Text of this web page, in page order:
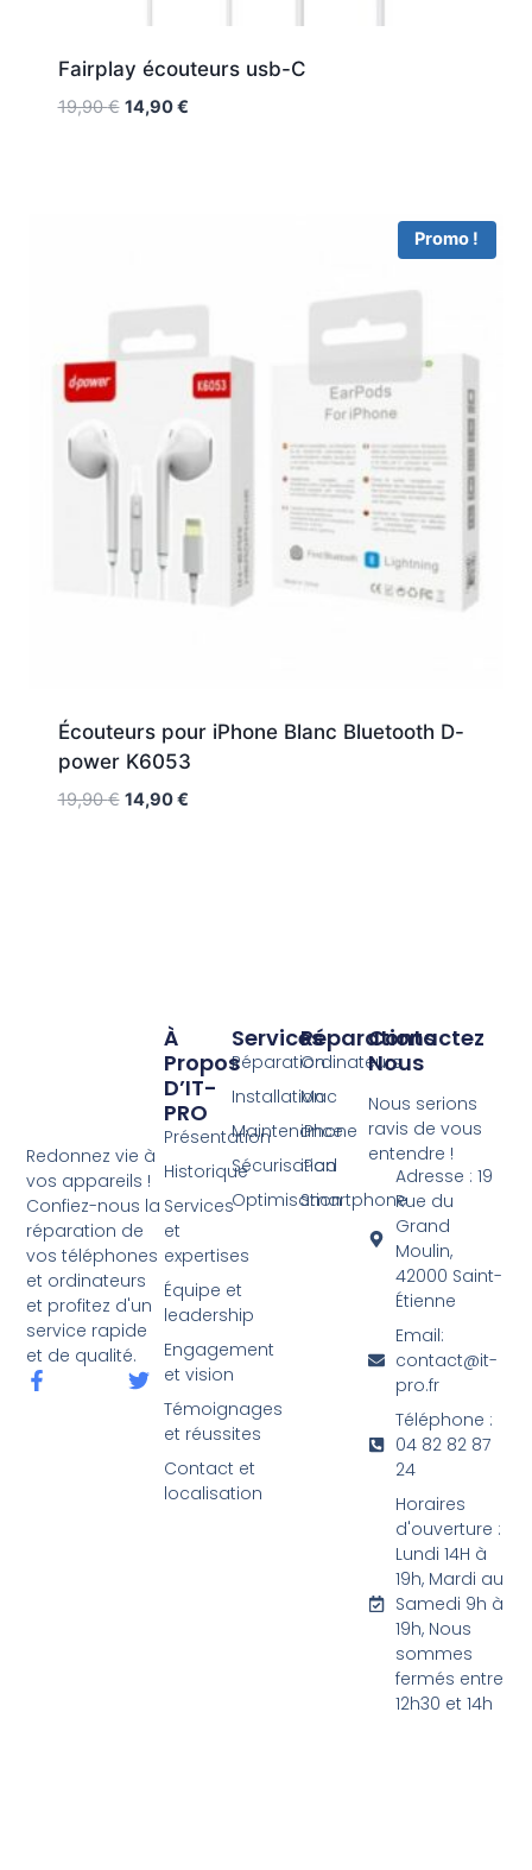
Fairplay écouteurs usb-C
19,90€ 14,90€
Promo !
Écouteurs pour iPhone Blanc Bluetooth D-
power K6053
19,90€ 14,90€
Redonnez vie à
vos appareils !
Confiez-nous la
réparation de
vos téléphones
et ordinateurs
et profitez d'un
service rapide
et de qualité.
Réparations
Ordinateurs
Mac
iPhone
iPad
Smartphone
Services
Réparation
Installation
Maintenance
Sécurisation
Optimisation
À
Propos
D’IT-
PRO
Présentation
Historique
Services
et
expertises
Équipe et
leadership
Engagement
et vision
Témoignages
et réussites
Contact et
localisation
Contactez
Nous
Nous serions
ravis de vous
entendre !
Adresse : 19
Rue du
Grand
Moulin,
42000 Saint-
Étienne
Email:
contact@it-
pro.fr
Téléphone :
04 82 82 87
24
Horaires
d'ouverture :
Lundi 14H à
19h, Mardi au
Samedi 9h à
19h, Nous
sommes
fermés entre
12h30 et 14h